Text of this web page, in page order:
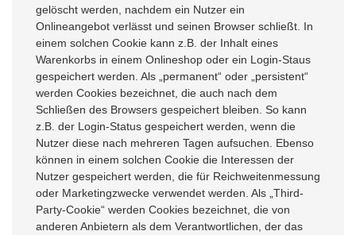
gelöscht werden, nachdem ein Nutzer ein
Onlineangebot verlässt und seinen Browser schließt. In
einem solchen Cookie kann z.B. der Inhalt eines
Warenkorbs in einem Onlineshop oder ein Login-Staus
gespeichert werden. Als „permanent“ oder „persistent“
werden Cookies bezeichnet, die auch nach dem
Schließen des Browsers gespeichert bleiben. So kann
z.B. der Login-Status gespeichert werden, wenn die
Nutzer diese nach mehreren Tagen aufsuchen. Ebenso
können in einem solchen Cookie die Interessen der
Nutzer gespeichert werden, die für Reichweitenmessung
oder Marketingzwecke verwendet werden. Als „Third-
Party-Cookie“ werden Cookies bezeichnet, die von
anderen Anbietern als dem Verantwortlichen, der das